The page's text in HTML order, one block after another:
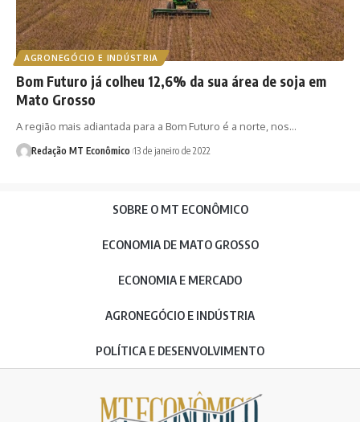
AGRONEGÓCIO E INDÚSTRIA
Bom Futuro já colheu 12,6% da sua área de soja em
Mato Grosso
A região mais adiantada para a Bom Futuro é a norte, nos…
Redação MT Econômico 13 de janeiro de 2022
SOBRE O MT ECONÔMICO
ECONOMIA DE MATO GROSSO
ECONOMIA E MERCADO
AGRONEGÓCIO E INDÚSTRIA
POLÍTICA E DESENVOLVIMENTO